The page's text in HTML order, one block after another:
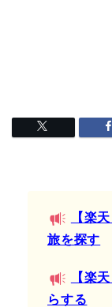
【楽
旅を探す
【楽
らする